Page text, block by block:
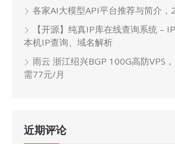
各家AI大模型API平台推荐与简介，
【开源】纯真IP库在线查询系统 –
本机IP查询、域名解析
雨云 浙江绍兴BGP 100G高防VPS
需77元/月
近期评论